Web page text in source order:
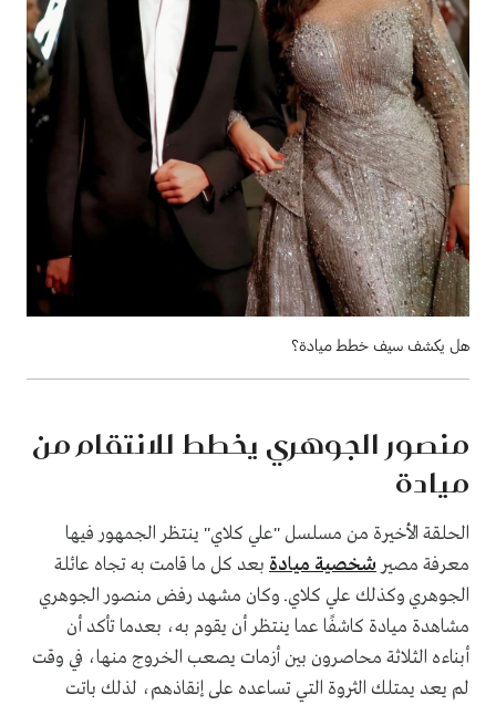
هل يكشف سيف خطط ميادة؟
منصور الجوهري يخطط للانتقام من
ميادة
الحلقة الأخيرة من مسلسل "علي كلاي" ينتظر الجمهور فيها
معرفة مصير شخصية ميادة بعد كل ما قامت به تجاه عائلة
الجوهري وكذلك علي كلاي. وكان مشهد رفض منصور الجوهري
مشاهدة ميادة كاشفًا عما ينتظر أن يقوم به، بعدما تأكد أن
أبناءه الثلاثة محاصرون بين أزمات يصعب الخروج منها، في وقت
لم يعد يمتلك الثروة التي تساعده على إنقاذهم، لذلك باتت